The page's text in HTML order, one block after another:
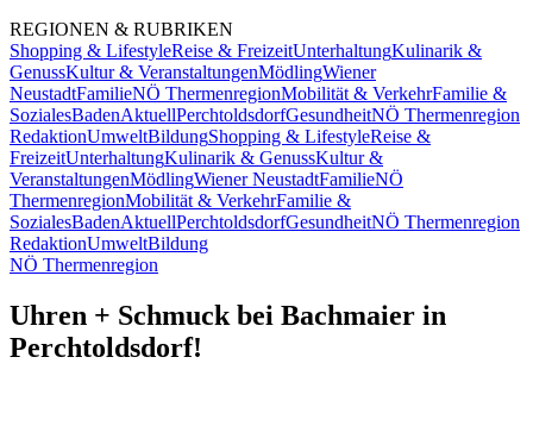
REGIONEN & RUBRIKEN
Shopping & LifestyleReise & FreizeitUnterhaltungKulinarik &
GenussKultur & VeranstaltungenMödlingWiener
NeustadtFamilieNÖ ThermenregionMobilität & VerkehrFamilie &
SozialesBadenAktuellPerchtoldsdorfGesundheitNÖ Thermenregion
RedaktionUmweltBildungShopping & LifestyleReise &
FreizeitUnterhaltungKulinarik & GenussKultur &
VeranstaltungenMödlingWiener NeustadtFamilieNÖ
ThermenregionMobilität & VerkehrFamilie &
SozialesBadenAktuellPerchtoldsdorfGesundheitNÖ Thermenregion
RedaktionUmweltBildung
NÖ Thermenregion
Uhren + Schmuck bei Bachmaier in
Perchtoldsdorf!